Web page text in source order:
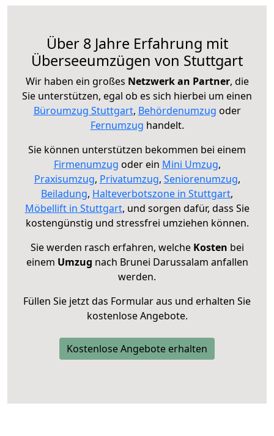
Über 8 Jahre Erfahrung mit
Überseeumzügen von Stuttgart
Wir haben ein großes Netzwerk an Partner, die
Sie unterstützen, egal ob es sich hierbei um einen
Büroumzug Stuttgart, Behördenumzug oder
Fernumzug handelt.
Sie können unterstützen bekommen bei einem
Firmenumzug oder ein Mini Umzug,
Praxisumzug, Privatumzug, Seniorenumzug,
Beiladung, Halteverbotszone in Stuttgart,
Möbellift in Stuttgart, und sorgen dafür, dass Sie
kostengünstig und stressfrei umziehen können.
Sie werden rasch erfahren, welche Kosten bei
einem Umzug nach Brunei Darussalam anfallen
werden.
Füllen Sie jetzt das Formular aus und erhalten Sie
kostenlose Angebote.
Kostenlose Angebote erhalten